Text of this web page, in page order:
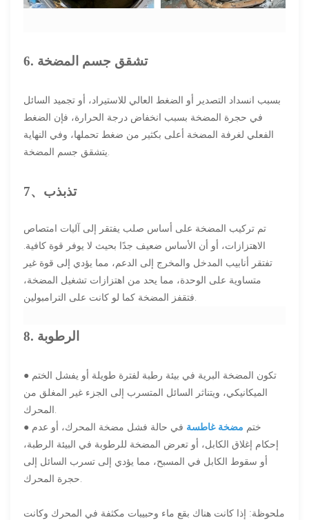
6. تشقق جسم المضخة
بسبب انسداد التصدير أو الضغط العالي للاستيراد، أو تجميد السائل
في حجرة المضخة بسبب انخفاض درجة الحرارة، فإن الضغط
الفعلي لغرفة المضخة أعلى بكثير من ضغط تحملها، وفي النهاية
يتشقق جسم المضخة.
7、 تذبذب
تم تركيب المضخة على أساس صلب يفتقر إلى آليات امتصاص
الاهتزازات، أو أن الأساس ضعيف جدًا بحيث لا يوفر قوة كافية.
تفتقر أنابيب المدخل والمخرج إلى الدعم، مما يؤدي إلى قوة غير
متساوية على الوحدة، مما يحد من اهتزازات تشغيل المضخة،
فتقفز المضخة كما لو كانت على الترامبولين.
8. الرطوبة
● تكون المضخة البرية في بيئة رطبة لفترة طويلة أو يفشل الختم
الميكانيكي، ويتناثر السائل المتسرب إلى الجزء غير المغلق من
المحرك.
● ختم مضخة غاطسة في حالة فشل مضخة المحرك، أو عدم
إحكام إغلاق الكابل، أو تعرض المضخة للرطوبة في البيئة الرطبة،
أو سقوط الكابل في المسبح، مما يؤدي إلى تسرب السائل إلى
حجرة المحرك.
ملحوظة: إذا كانت هناك بقع ماء وحبيبات مكثفة في المحرك وكانت